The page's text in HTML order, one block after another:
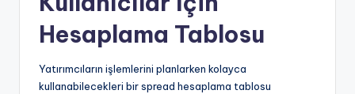
Hesaplama Tablosu
Yatırımcıların işlemlerini planlarken kolayca
kullanabilecekleri bir spread hesaplama tablosu